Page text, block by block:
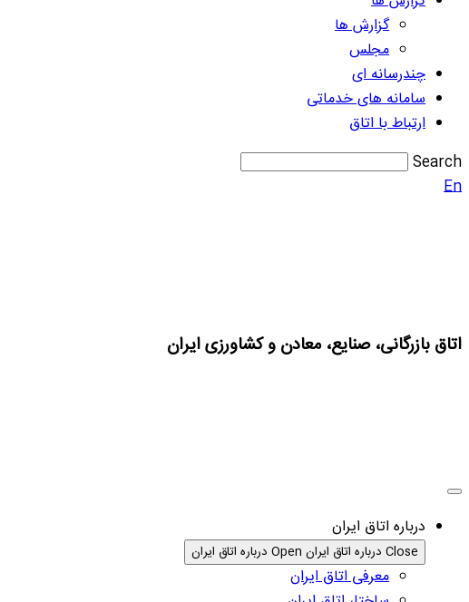
گزارش ها
مجلس
چندرسانه ای
سامانه های خدماتی
ارتباط با اتاق
Search
En
اتاق بازرگانی، صنایع، معادن و کشاورزی ایران
درباره اتاق ایران
Close درباره اتاق ایران Open درباره اتاق ایران
معرفی اتاق ایران